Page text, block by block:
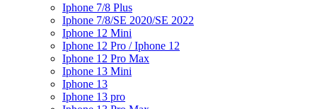
Iphone 7/8 Plus
Iphone 7/8/SE 2020/SE 2022
Iphone 12 Mini
Iphone 12 Pro / Iphone 12
Iphone 12 Pro Max
Iphone 13 Mini
Iphone 13
Iphone 13 pro